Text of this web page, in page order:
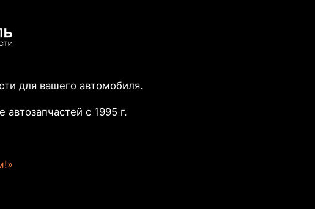
для вашего автомобиля.
с 1995 г.